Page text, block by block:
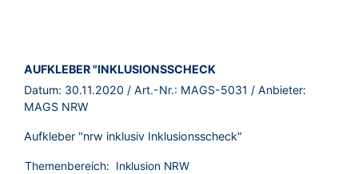
BROSCHÜRE:
AUFKLEBER "INKLUSIONSSCHECK
Datum: 30.11.2020 / Art.-Nr.: MAGS-5031 / Anbieter:
MAGS NRW
Aufkleber "nrw inklusiv Inklusionsscheck"
Themenbereich:
Inklusion NRW